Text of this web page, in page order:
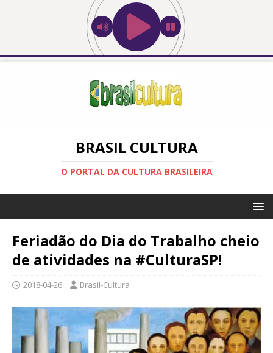
BRASIL CULTURA
O PORTAL DA CULTURA BRASILEIRA
Feriadão do Dia do Trabalho cheio
de atividades na #CulturaSP!
2018-04-26 Brasil-Cultura